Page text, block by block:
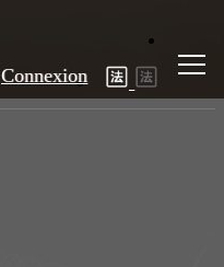
Connexion